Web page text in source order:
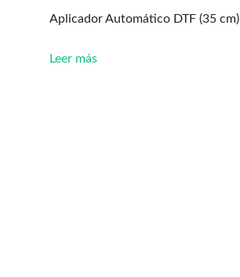
Aplicador Automático DTF (35 cm)
Leer más